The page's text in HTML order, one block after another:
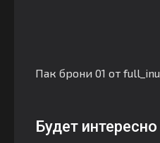
Пак брони 01 от full_inu
Будет интересно